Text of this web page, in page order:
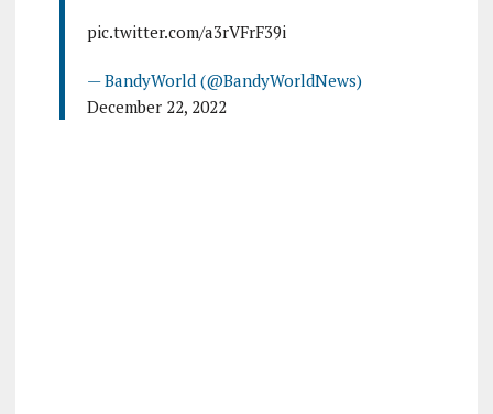
pic.twitter.com/a3rVFrF39i
— BandyWorld (@BandyWorldNews)
December 22, 2022